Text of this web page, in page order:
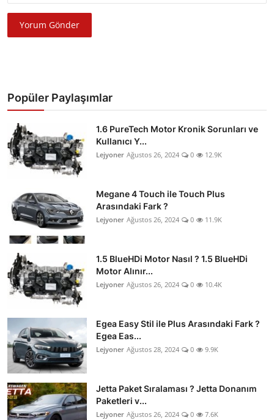
Yorum Gönder
Popüler Paylaşımlar
1.6 PureTech Motor Kronik Sorunları ve
Kullanıcı Y...
Lejyoner Ağustos 26, 2024 0 12.9K
Megane 4 Touch ile Touch Plus
Arasındaki Fark ?
Lejyoner Ağustos 26, 2024 0 11.9K
1.5 BlueHDi Motor Nasıl ? 1.5 BlueHDi
Motor Alınır...
Lejyoner Ağustos 26, 2024 0 10.4K
Egea Easy Stil ile Plus Arasındaki Fark ?
Egea Eas...
Lejyoner Ağustos 28, 2024 0 9.9K
Jetta Paket Sıralaması ? Jetta Donanım
Paketleri v...
Lejyoner Ağustos 26, 2024 0 7.6K